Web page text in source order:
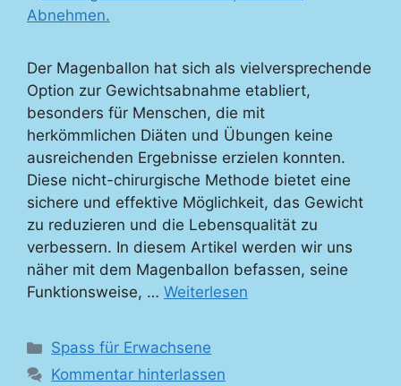
Der Magenballon hat sich als vielversprechende
Option zur Gewichtsabnahme etabliert,
besonders für Menschen, die mit
herkömmlichen Diäten und Übungen keine
ausreichenden Ergebnisse erzielen konnten.
Diese nicht-chirurgische Methode bietet eine
sichere und effektive Möglichkeit, das Gewicht
zu reduzieren und die Lebensqualität zu
verbessern. In diesem Artikel werden wir uns
näher mit dem Magenballon befassen, seine
Funktionsweise, … Weiterlesen
Kategorien
Spass für Erwachsene
Kommentar hinterlassen